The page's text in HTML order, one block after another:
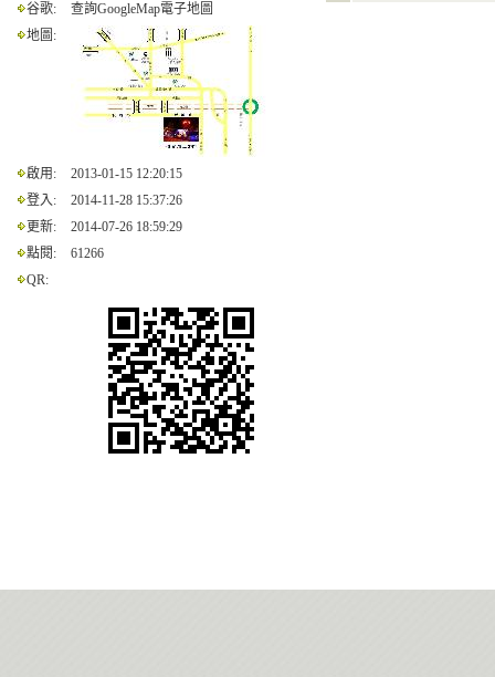
谷歌:
查詢GoogleMap電子地圖
地圖:
啟用:
2013-01-15 12:20:15
登入:
2014-11-28 15:37:26
更新:
2014-07-26 18:59:29
點閱:
61266
QR: